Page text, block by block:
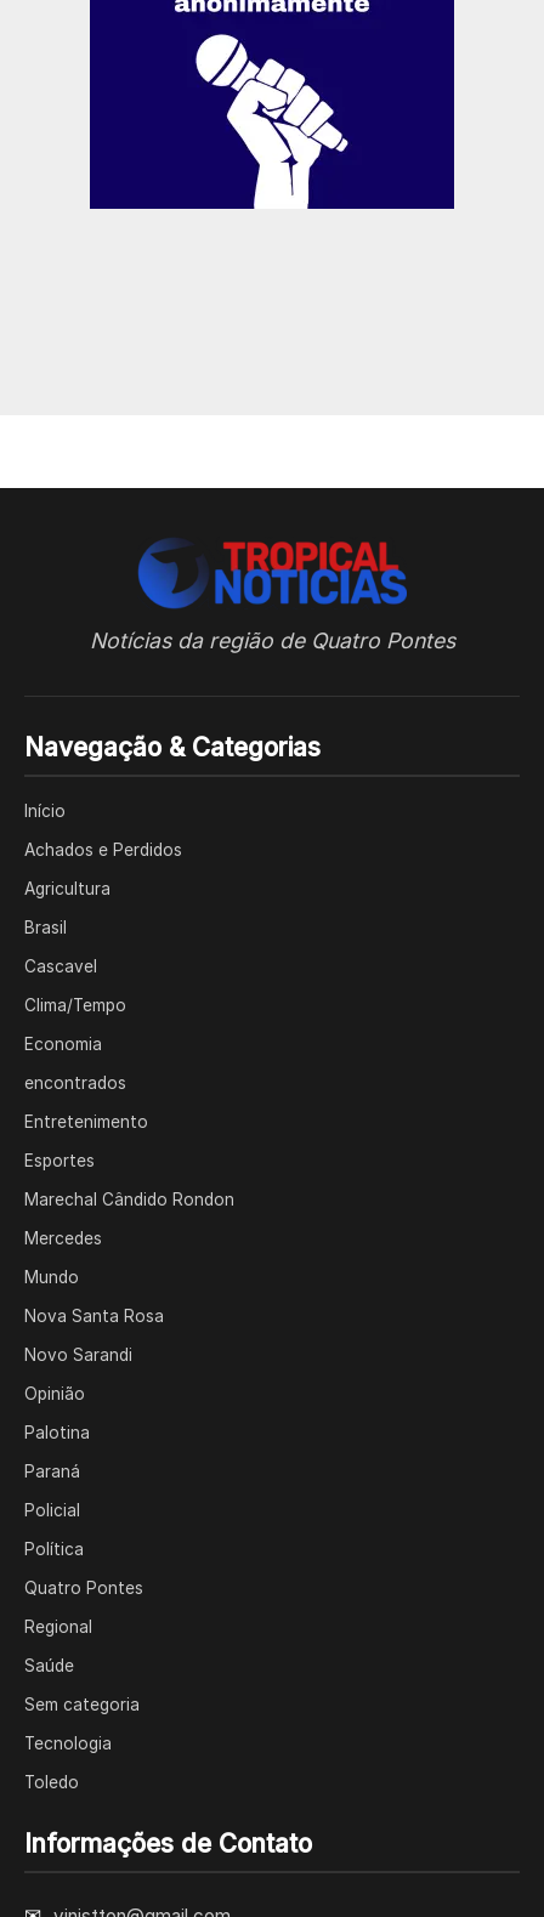
Notícias da região de Quatro Pontes
Navegação & Categorias
Início
Achados e Perdidos
Agricultura
Brasil
Cascavel
Clima/Tempo
Economia
encontrados
Entretenimento
Esportes
Marechal Cândido Rondon
Mercedes
Mundo
Nova Santa Rosa
Novo Sarandi
Opinião
Palotina
Paraná
Policial
Política
Quatro Pontes
Regional
Saúde
Sem categoria
Tecnologia
Toledo
Informações de Contato